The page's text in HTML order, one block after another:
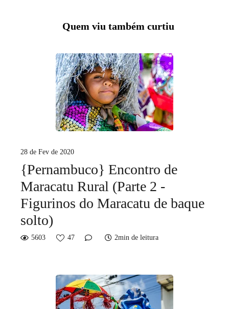
Quem viu também curtiu
28 de Fev de 2020
{Pernambuco} Encontro de
Maracatu Rural (Parte 2 -
Figurinos do Maracatu de baque
solto)
5603 47 2min de leitura